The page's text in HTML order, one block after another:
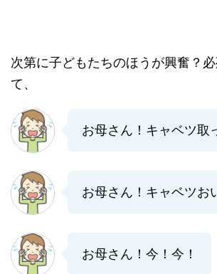
次第に子どもたちのほうが興奮？
て、
お母さん！キャベツ取
お母さん！キャベツお
お母さん！今！今！